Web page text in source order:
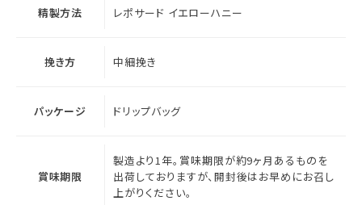
精製方法 レポサード イエローハニー
挽き方 中細挽き
パッケージ ドリップバッグ
賞味期限
製造より1年。賞味期限が約9ヶ月あるものを
出荷しておりますが、開封後はお早めにお召し
上がりください。